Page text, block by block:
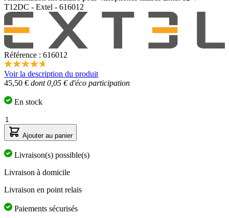
T12DC - Extel - 616012
Référence : 616012
4.7
étoiles
sur
valeur
la
note
moyenne.
Read
10
Reviews.
sur
même
Voir la description du produit
45,50 € dont 0,05 € d'éco participation
En stock
Quantité
Ajouter au panier
Livraison(s) possible(s)
Livraison à domicile
Livraison en point relais
Paiements sécurisés